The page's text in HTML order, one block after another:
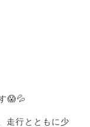
😱💦
走行とともに少